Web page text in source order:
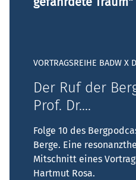
VORTRAGSREIHE BADW X
Der Ruf der
Prof. Dr....
Folge 10 des
Berge. Eine
Mitschnitt eines
Hartmut Rosa.